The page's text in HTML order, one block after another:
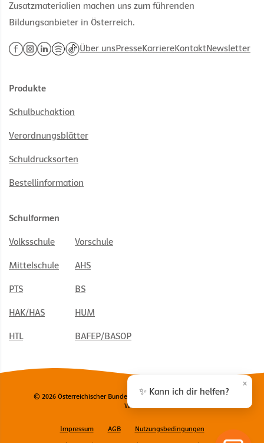
Zusatzmaterialien machen uns zum führenden
Bildungsanbieter in Österreich.
Über unsPresseKarriereKontaktNewsletter
Produkte
Schulbuchaktion
Verordnungsblätter
Schuldrucksorten
Bestellinformation
Schulformen
Volksschule Vorschule
Mittelschule AHS
PTS BS
HAK/HAS HUM
HTL BAFEP/BASOP
© 2026 Österreichischer Bundesverlag Schulbuch GmbH & Co. KG,
Wien
Impressum AGB
Nutzungsbedingungen
✨ Kann ich dir helfen?
×